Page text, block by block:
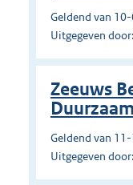
Geldend van
Uitgegeven
Zeeuws
Geldend van
Uitgegeven